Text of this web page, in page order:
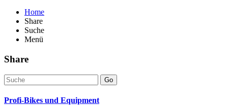
Home
Share
Suche
Menü
Share
Go
Profi-Bikes und Equipment